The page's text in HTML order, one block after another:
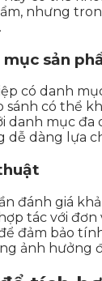
nhưng
sản
có danh
sánh có thể
danh mục
dễ dàng lựa
đánh giá
tác với đơn
đảm bảo
ảnh hưởng